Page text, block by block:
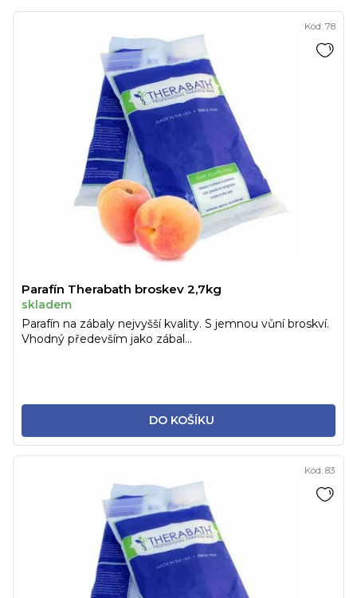
Parafín Therabath broskev 2,7kg
skladem
DO KOŠÍKU
Parafín na zábaly nejvyšší kvality. S jemnou vůní broskví.
Vhodný především jako zábal...
Kód: 78
Kód: 83